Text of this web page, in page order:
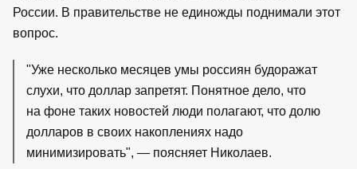
России. В правительстве не единожды поднимали этот
вопрос.
"Уже несколько месяцев умы россиян будоражат
слухи, что доллар запретят. Понятное дело, что
на фоне таких новостей люди полагают, что долю
долларов в своих накоплениях надо
минимизировать", — поясняет Николаев.